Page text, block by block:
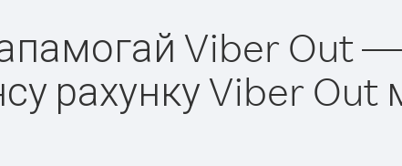
Viber Out —
рахунку Viber